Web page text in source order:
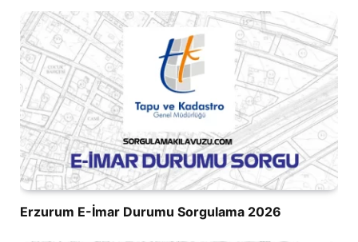
Erzurum E-İmar Durumu Sorgulama 2026